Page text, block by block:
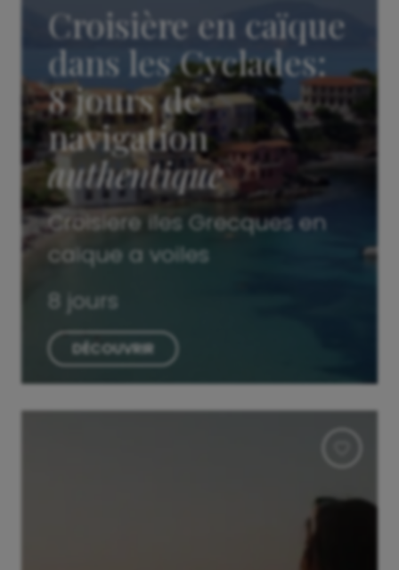
Croisière en caïque
dans les Cyclades:
8 jours de
navigation
authentique
Croisiere iles Grecques en
caïque a voiles
8 jours
DÉCOUVRIR